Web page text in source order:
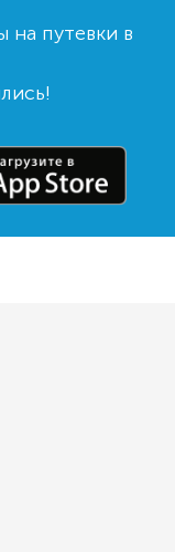
путевки в